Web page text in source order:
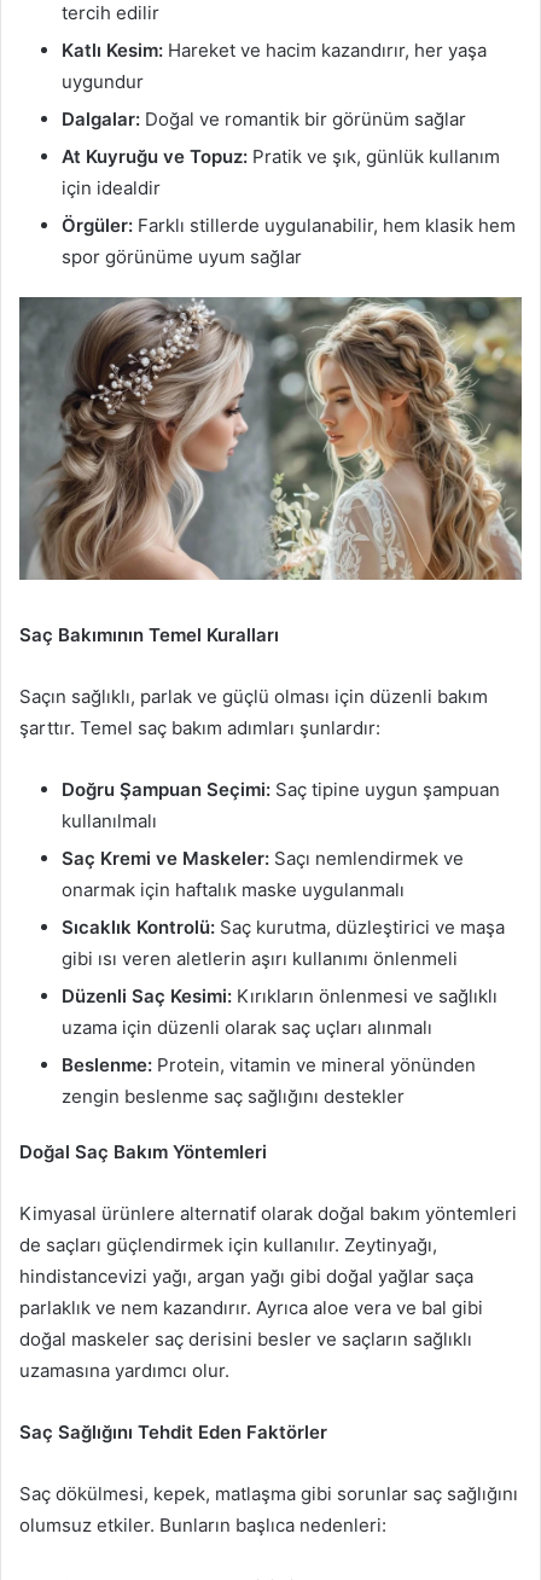
tercih edilir
Katlı Kesim: Hareket ve hacim kazandırır, her yaşa
uygundur
Dalgalar: Doğal ve romantik bir görünüm sağlar
At Kuyruğu ve Topuz: Pratik ve şık, günlük kullanım
için idealdir
Örgüler: Farklı stillerde uygulanabilir, hem klasik hem
spor görünüme uyum sağlar
Saç Bakımının Temel Kuralları
Saçın sağlıklı, parlak ve güçlü olması için düzenli bakım
şarttır. Temel saç bakım adımları şunlardır:
Doğru Şampuan Seçimi: Saç tipine uygun şampuan
kullanılmalı
Saç Kremi ve Maskeler: Saçı nemlendirmek ve
onarmak için haftalık maske uygulanmalı
Sıcaklık Kontrolü: Saç kurutma, düzleştirici ve maşa
gibi ısı veren aletlerin aşırı kullanımı önlenmeli
Düzenli Saç Kesimi: Kırıkların önlenmesi ve sağlıklı
uzama için düzenli olarak saç uçları alınmalı
Beslenme: Protein, vitamin ve mineral yönünden
zengin beslenme saç sağlığını destekler
Doğal Saç Bakım Yöntemleri
Kimyasal ürünlere alternatif olarak doğal bakım yöntemleri
de saçları güçlendirmek için kullanılır. Zeytinyağı,
hindistancevizi yağı, argan yağı gibi doğal yağlar saça
parlaklık ve nem kazandırır. Ayrıca aloe vera ve bal gibi
doğal maskeler saç derisini besler ve saçların sağlıklı
uzamasına yardımcı olur.
Saç Sağlığını Tehdit Eden Faktörler
Saç dökülmesi, kepek, matlaşma gibi sorunlar saç sağlığını
olumsuz etkiler. Bunların başlıca nedenleri: